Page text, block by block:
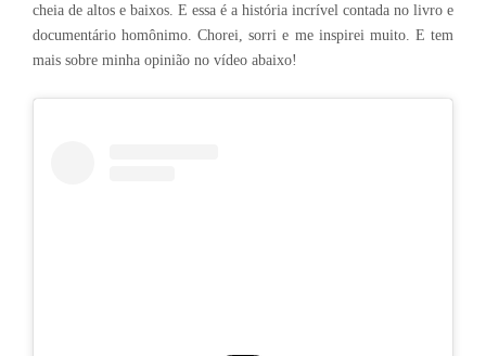
cheia de altos e baixos. E essa é a história incrível contada no livro e
documentário homônimo. Chorei, sorri e me inspirei muito. E tem
mais sobre minha opinião no vídeo abaixo!